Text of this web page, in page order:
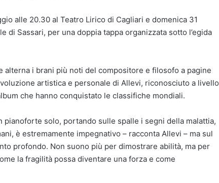
alle 20.30 al Teatro Lirico di Cagliari e domenica 31
di Sassari, per una doppia tappa organizzata sotto l’egida
alterna i brani più noti del compositore e filosofo a pagine
artistica e personale di Allevi, riconosciuto a livello
che hanno conquistato le classifiche mondiali.
solo, portando sulle spalle i segni della malattia,
è estremamente impegnativo – racconta Allevi – ma sul
profondo. Non suono più per dimostrare abilità, ma per
la fragilità possa diventare una forza e come